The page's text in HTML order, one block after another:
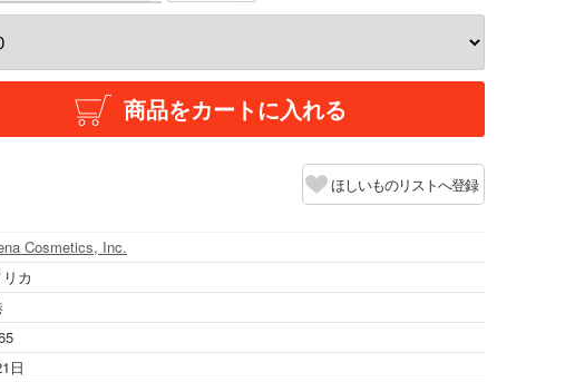
商品をカートに入れる
ほしいものリストへ登録
Cosmetics, Inc.
カ
日